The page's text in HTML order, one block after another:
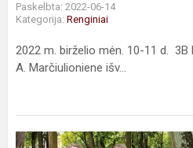
Paskelbta: 2022-06-14
Kategorija: Renginiai
2022 m. birželio mėn. 10-11 d.
A. Marčiulioniene išv...
Ekskursija